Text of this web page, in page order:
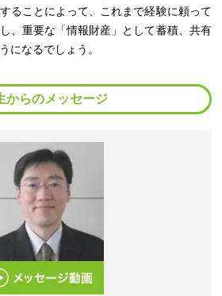
ることによって、これまで経験に頼って
、重要な「情報財産」として蓄積、共有
になるでしょう。
からのメッセージ